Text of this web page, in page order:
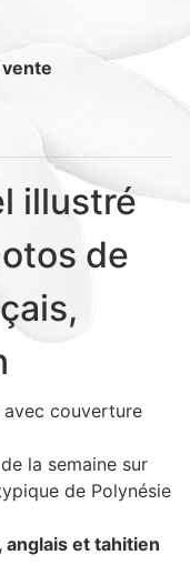
illustré
de
avec couverture
la semaine sur
de Polynésie
anglais et tahitien